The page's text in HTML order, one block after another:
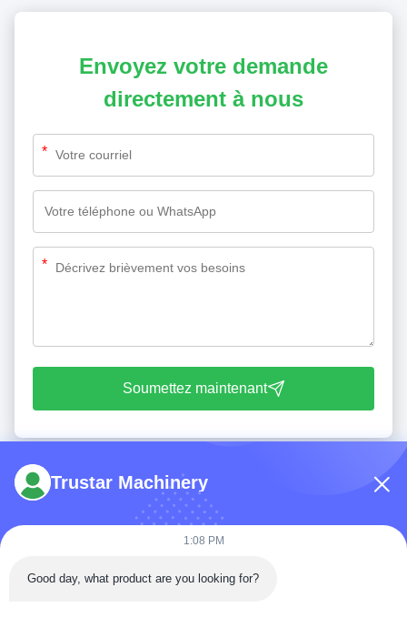
Envoyez votre demande
directement à nous
*
*
Soumettez maintenant
Tél: 86-180-5882-0351
Trustar Machinery
1:08 PM
Good day, what product are you looking for?